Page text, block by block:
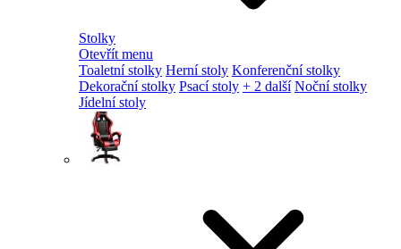
Stolky
Otevřít menu
Toaletní stolky Herní stoly Konferenční stolky
Dekorační stolky Psací stoly + 2 další Noční stolky
Jídelní stoly